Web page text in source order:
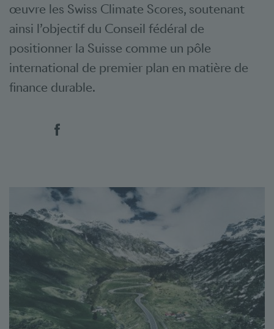
œuvre les Swiss Climate Scores, soutenant
ainsi l’objectif du Conseil fédéral de
positionner la Suisse comme un pôle
international de premier plan en matière de
finance durable.
Social Bookmarks